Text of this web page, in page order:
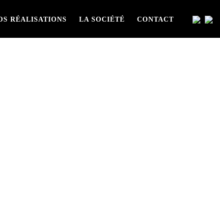
RÉALISATIONS LA SOCIÉTÉ CONTACT